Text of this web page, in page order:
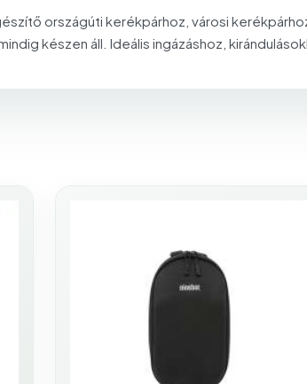
országúti kerékpárhoz, városi
készen áll. Ideális ingázáshoz,